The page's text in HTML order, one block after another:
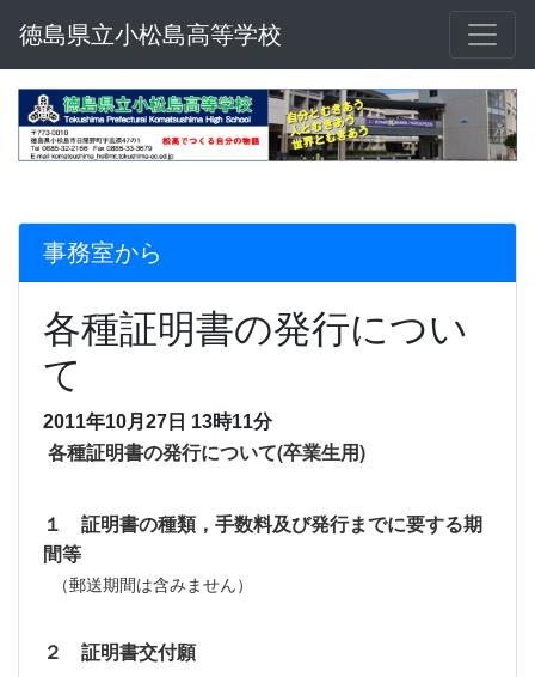
徳島県立小松島高等学校
事務室から
各種証明書の発行につい
て
2011年10月27日 13時11分
各種証明書の発行について(卒業生用)
１ 証明書の種類，手数料及び発行までに要する期
間等
（郵送期間は含みません）
２ 証明書交付願